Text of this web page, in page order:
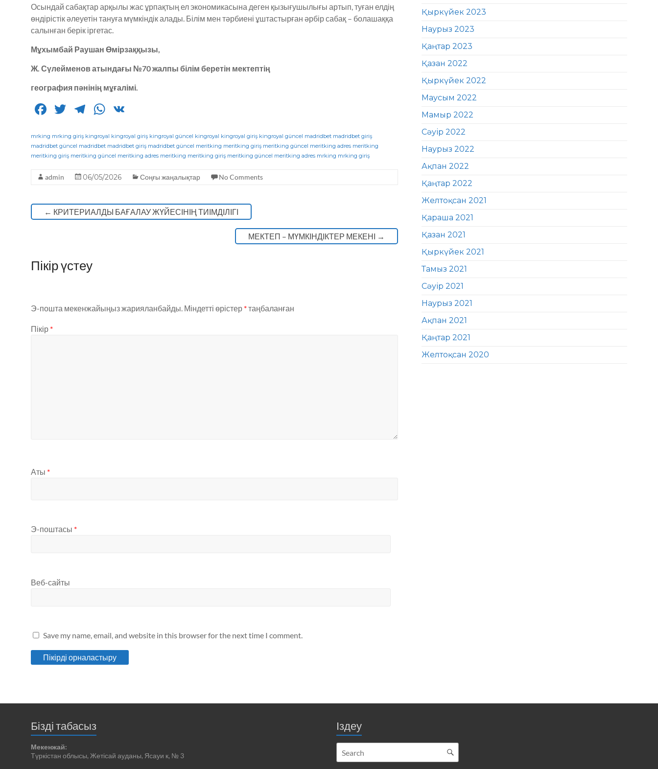
Осындай сабақтар арқылы жас ұрпақтың ел экономикасына деген қызығушылығы артып, туған елдің
өндірістік әлеуетін тануға мүмкіндік алады. Білім мен тәрбиені ұштастырған әрбір сабақ – болашаққа
салынған берік іргетас.
Мұхымбай Раушан Өмірзаққызы,
Ж. Сүлейменов атындағы №70 жалпы білім беретін мектептің
география пәнінің мұғалімі.
F
c
e
b
o
k
T
it
te
T
e
g
ra
m
W
a
ts
A
p
mrking mrking giriş kingroyal kingroyal giriş kingroyal güncel kingroyal kingroyal giriş kingroyal güncel madridbet madridbet giriş
madridbet güncel madridbet madridbet giriş madridbet güncel meritking meritking giriş meritking güncel meritking adres meritking
meritking giriş meritking güncel meritking adres meritking meritking giriş meritking güncel meritking adres mrking mrking giriş
admin 06/05/2026 Соңғы жаңалықтар No Comments
← КРИТЕРИАЛДЫ БАҒАЛАУ ЖҮЙЕСІНІҢ ТИІМДІЛІГІ
МЕКТЕП – МҮМКІНДІКТЕР МЕКЕНІ →
Пікір үстеу
Э-пошта мекенжайыңыз жарияланбайды. Міндетті өрістер *таңбаланған
Пікір *
Аты *
Э-поштасы *
Веб-сайты
Save my name, email, and website in this browser for the next time I comment.
Қыркүйек 2023
Наурыз 2023
Қаңтар 2023
Қазан 2022
Қыркүйек 2022
Маусым 2022
Мамыр 2022
Сәуір 2022
Наурыз 2022
Ақпан 2022
Қаңтар 2022
Желтоқсан 2021
Қараша 2021
Қазан 2021
Қыркүйек 2021
Тамыз 2021
Сәуір 2021
Наурыз 2021
Ақпан 2021
Қаңтар 2021
Желтоқсан 2020
Бізді табасыз
Мекенжай:
Түркістан облысы, Жетісай ауданы, Ясауи к, № 3
Іздеу